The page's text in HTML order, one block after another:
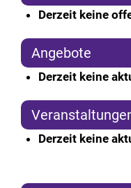
Derzeit keine
Angebote
Derzeit keine
Derzeit keine